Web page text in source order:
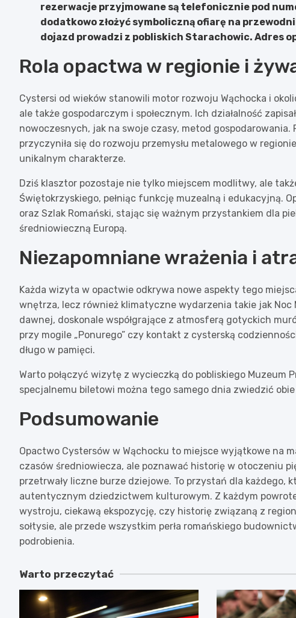
rezerwacje przyjmowane są telefonicznie pod
dodatkowo złożyć symboliczną ofiarę na
dojazd prowadzi z pobliskich Starachowic. Adres
Rola opactwa w regionie i
Cystersi od wieków stanowili motor rozwoju Wąchocka i
ale także gospodarczym i społecznym. Ich działalność
nowoczesnych, jak na swoje czasy, metod
przyczyniła się do rozwoju przemysłu metalowego w
unikalnym charakterze.
Dziś klasztor pozostaje nie tylko miejscem modlitwy, ale
Świętokrzyskiego, pełniąc funkcję muzealną i edukacyjną.
oraz Szlak Romański, stając się ważnym przystankiem dla
średniowieczną Europą.
Niezapomniane wrażenia i
Każda wizyta w opactwie odkrywa nowe aspekty tego
wnętrza, lecz również klimatyczne wydarzenia takie jak
dawnej, doskonale współgrające z atmosferą gotyckich
przy mogile „Ponurego” czy kontakt z cysterską
długo w pamięci.
Warto połączyć wizytę z wycieczką do pobliskiego Muzeum
specjalnemu biletowi można tego samego dnia zwiedzić
Podsumowanie
Opactwo Cystersów w Wąchocku to miejsce wyjątkowe na
czasów średniowiecza, ale poznawać historię w otoczeniu
przetrwały liczne burze dziejowe. To przystań dla każdego,
autentycznym dziedzictwem kulturowym. Z każdym
wystroju, ciekawą ekspozycję, czy historię związaną z
sołtysie, ale przede wszystkim perła romańskiego
podrobienia.
Warto przeczytać